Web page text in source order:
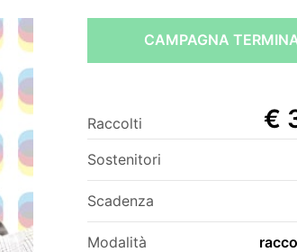
CAMPAGNA
Raccolti €
Sostenitori
Scadenza
Modalità